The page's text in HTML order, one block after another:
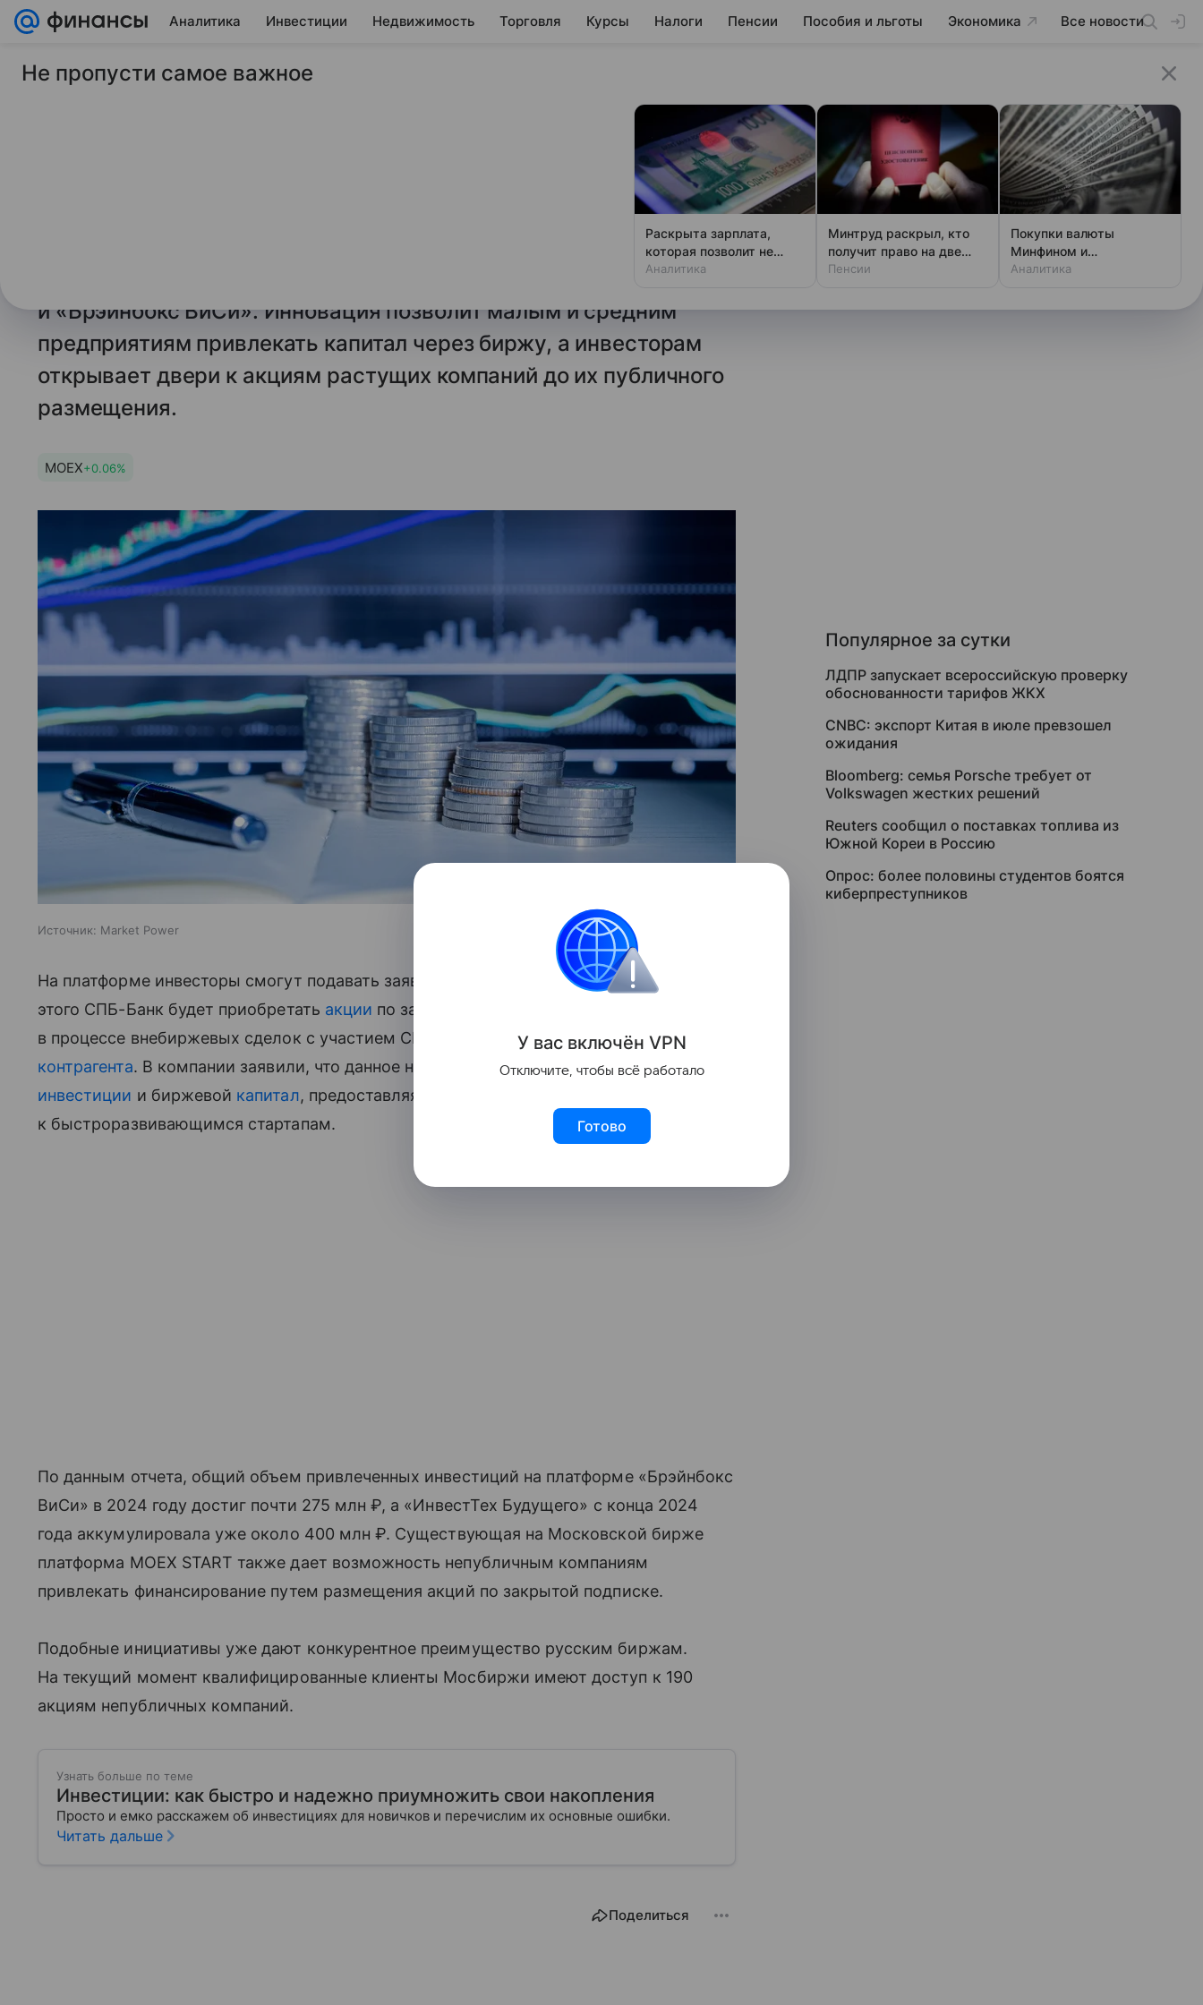
Аналитика Инвестиции Недвижимость Торговля Курсы Налоги Пенсии Пособия и льготы Экономика Все новости
17 ноября 2025 Market Power
СПБ-Биржа представит платформу
возможность для участия в pre-IPO инвестициях через свои
краудинвестиционные платформы «ИнвестТех Будущего»
и «Брэйнбокс ВиСи». Инновация позволит малым и средним
предприятиям привлекать капитал через биржу, а инвесторам
открывает двери к акциям растущих компаний до их публичного
размещения.
MOEX+0.06%
Источник: Market Power
На платформе инвесторы смогут подавать заявки через брокеровСПБ-Биржи. После
этого СПБ-Банк будет приобретать акции по заявкам, а затем продавать их брокерам
в процессе внебиржевых сделок с участием СПБ-Клиринга в роли центрального
контрагента. В компании заявили, что данное нововведение объединит венчурные
инвестиции и биржевой капитал, предоставляя инвесторам доступ
к быстроразвивающимся стартапам.
По данным отчета, общий объем привлеченных инвестиций на платформе «Брэйнбокс
ВиСи» в 2024 году достиг почти 275 млн ₽, а «ИнвестТех Будущего» с конца 2024
года аккумулировала уже около 400 млн ₽. Существующая на Московской бирже
платформа MOEX START также дает возможность непубличным компаниям
привлекать финансирование путем размещения акций по закрытой подписке.
Подобные инициативы уже дают конкурентное преимущество русским биржам.
На текущий момент квалифицированные клиенты Мосбиржи имеют доступ к 190
акциям непубличных компаний.
Узнать больше по теме
Инвестиции: как быстро и надежно приумножить свои накопления
Просто и емко расскажем об инвестициях для новичков и перечислим их основные ошибки.
Читать дальше
Поделиться
Популярное за сутки
ЛДПР запускает всероссийскую проверку
обоснованности тарифов ЖКХ
CNBC: экспорт Китая в июле превзошел
ожидания
Bloomberg: семья Porsche требует от
Volkswagen жестких решений
Reuters сообщил о поставках топлива из
Южной Кореи в Россию
Опрос: более половины студентов боятся
киберпреступников
Не пропусти самое важное
Раскрыта зарплата,
которая позволит не
чувствовать зависти
Аналитика
Минтруд раскрыл, кто
получит право на две
пенсии
Пенсии
Покупки валюты
Минфином и
спекулянтами разогнали
Аналитика
У вас включён VPN
Отключите, чтобы всё работало
Готово